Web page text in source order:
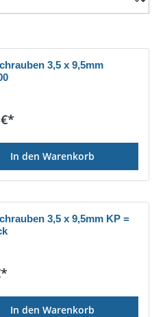
3,5 x 9,5mm
Preis:
In den Warenkorb
3,5 x 9,5mm KP =
Preis:
In den Warenkorb